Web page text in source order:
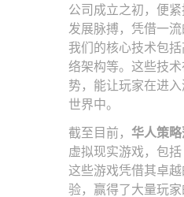
公司成立之初，便
发展脉搏，凭借一
我们的核心技术包
络架构等。这些技术
势，能让玩家在进
世界中。
截至目前， 华人策
虚拟现实游戏，包
这些游戏凭借其卓
验，赢得了大量玩家